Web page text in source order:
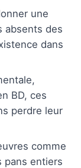
une
absents des
dans
BD, ces
perdre leur
comme
pans entiers